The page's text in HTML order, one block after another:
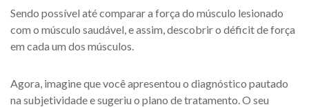
Sendo possível até comparar a força do músculo lesionado
com o músculo saudável, e assim, descobrir o déficit de força
em cada um dos músculos.
Agora, imagine que você apresentou o diagnóstico pautado
na subjetividade e sugeriu o plano de tratamento. O seu